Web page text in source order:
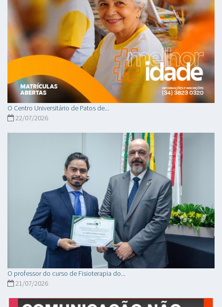
O Centro Universitário de Patos de...
22/07/2026
O professor do curso de Fisioterapia do...
21/07/2026